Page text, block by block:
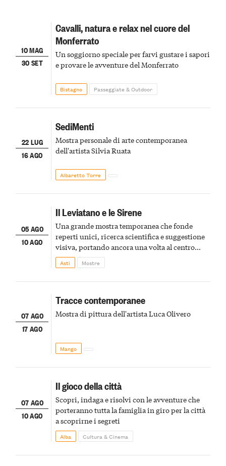
10 MAG
30 SET
Cavalli, natura e relax nel cuore del
Monferrato
Un soggiorno speciale per farvi gustare i sapori
e provare le avventure del Monferrato
Bistagno Passeggiate & Outdoor
22 LUG
16 AGO
SediMenti
Mostra personale di arte contemporanea
dell'artista Silvia Ruata
Albaretto Torre
05 AGO
10 AGO
Il Leviatano e le Sirene
Una grande mostra temporanea che fonde
reperti unici, ricerca scientifica e suggestione
visiva, portando ancora una volta al centro
della scena le meraviglie del passato astigiano
Asti Mostre
07 AGO
17 AGO
Tracce contemporanee
Mostra di pittura dell'artista Luca Olivero
Mango
07 AGO
10 AGO
Il gioco della città
Scopri, indaga e risolvi con le avventure che
porteranno tutta la famiglia in giro per la città
a scoprirne i segreti
Alba Cultura & Cinema